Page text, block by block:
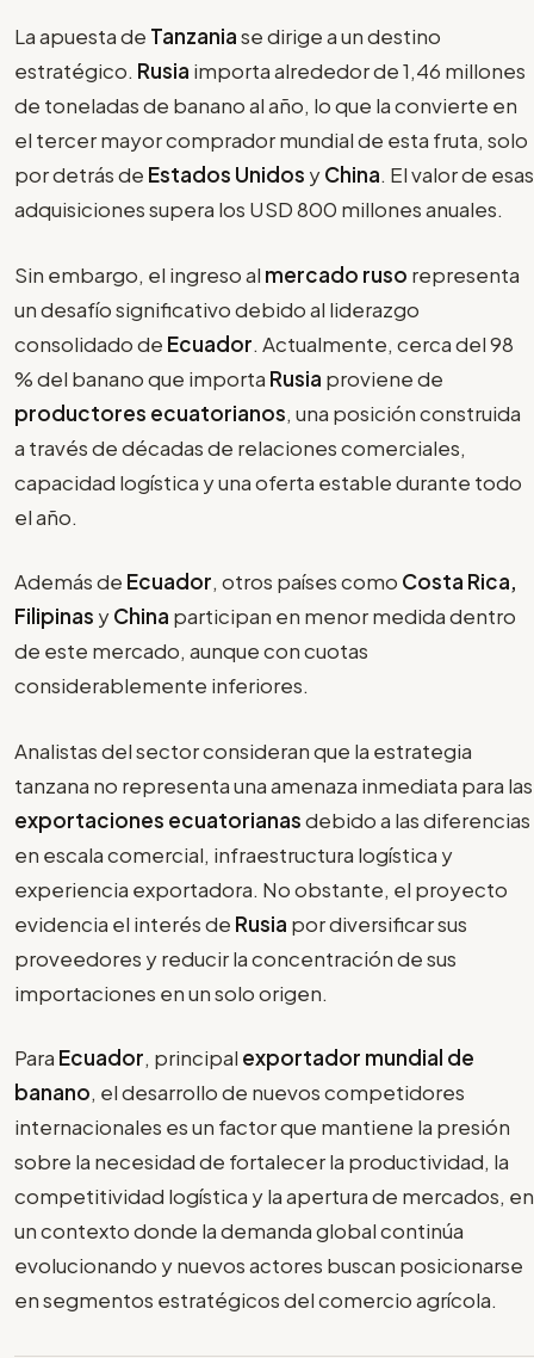
La apuesta de Tanzaniase dirige a un destino
estratégico. Rusia importa alrededor de 1,46 millones
de toneladas de banano al año, lo que la convierte en
el tercer mayor comprador mundial de esta fruta, solo
por detrás de Estados Unidos yChina. El valor de esas
adquisiciones supera los USD 800 millones anuales.
Sin embargo, el ingreso al mercado ruso representa
un desafío significativo debido al liderazgo
consolidado de Ecuador. Actualmente, cerca del 98
% del banano que importa Rusia proviene de
productores ecuatorianos, una posición construida
a través de décadas de relaciones comerciales,
capacidad logística y una oferta estable durante todo
el año.
Además de Ecuador, otros países como Costa Rica,
Filipinas yChina participan en menor medida dentro
de este mercado, aunque con cuotas
considerablemente inferiores.
Analistas del sector consideran que la estrategia
tanzana no representa una amenaza inmediata para las
exportaciones ecuatorianasdebido a las diferencias
en escala comercial, infraestructura logística y
experiencia exportadora. No obstante, el proyecto
evidencia el interés de Rusia por diversificar sus
proveedores y reducir la concentración de sus
importaciones en un solo origen.
Para Ecuador, principal exportador mundial de
banano, el desarrollo de nuevos competidores
internacionales es un factor que mantiene la presión
sobre la necesidad de fortalecer la productividad, la
competitividad logística y la apertura de mercados, en
un contexto donde la demanda global continúa
evolucionando y nuevos actores buscan posicionarse
en segmentos estratégicos del comercio agrícola.